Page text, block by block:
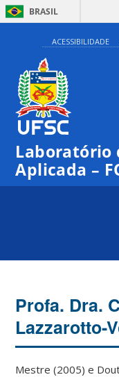
BRASIL
ACESSIBILIDADE
Laboratório
Aplicada –
Profa. Dra.
Lazzarotto-
Mestre (2005) e